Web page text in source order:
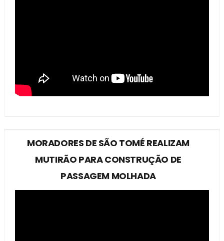
MORADORES DE SÃO TOMÉ REALIZAM
MUTIRÃO PARA CONSTRUÇÃO DE
PASSAGEM MOLHADA